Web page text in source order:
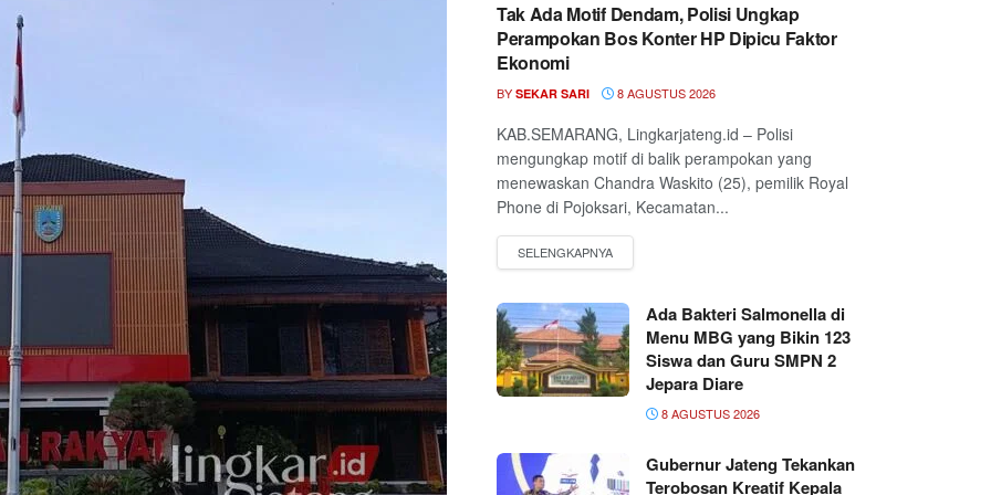
Tak Ada Motif Dendam, Polisi Ungkap
Perampokan Bos Konter HP Dipicu Faktor
Ekonomi
BY SEKAR SARI 8 AGUSTUS 2026
KAB.SEMARANG, Lingkarjateng.id – Polisi
mengungkap motif di balik perampokan yang
menewaskan Chandra Waskito (25), pemilik Royal
Phone di Pojoksari, Kecamatan...
Ada Bakteri Salmonella di
Menu MBG yang Bikin 123
Siswa dan Guru SMPN 2
Jepara Diare
8 AGUSTUS 2026
Gubernur Jateng Tekankan
Terobosan Kreatif Kepala